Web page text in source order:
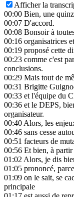
Afficher la
00:00 Bien, une
00:07 D'accord.
00:08 Bonsoir à
00:16 organisatrices
00:19 proposé cette
00:23 comme c'est
conclusions.
00:29 Mais tout de
00:31 Brigitte
00:33 et l'équipe du
00:36 et le DEPS,
organisateur.
00:40Alors, les
00:46 sans cesse
00:51 facteurs de
00:56 Et bien, à
01:02Alors, je dis
01:05 prononcé,
01:09 on le sait, se
principale